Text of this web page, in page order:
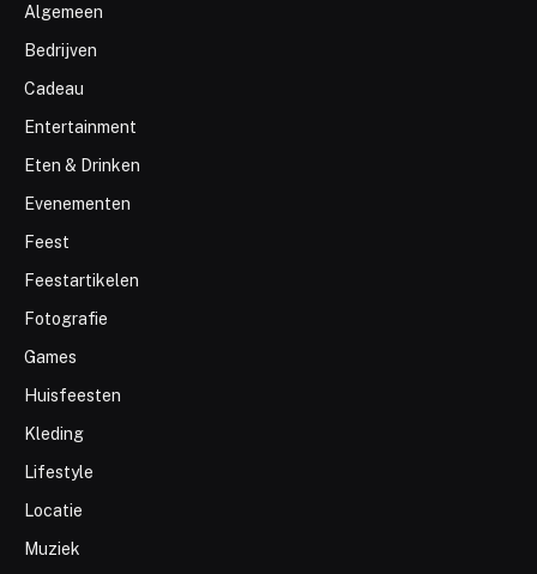
Algemeen
Bedrijven
Cadeau
Entertainment
Eten & Drinken
Evenementen
Feest
Feestartikelen
Fotografie
Games
Huisfeesten
Kleding
Lifestyle
Locatie
Muziek